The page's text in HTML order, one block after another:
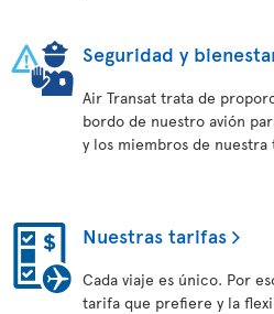
Seguridad y
Air Transat trata de
bordo de nuestro avión
y los miembros de
Nuestras tarifas
Cada viaje es único. Por
tarifa que prefiere y la